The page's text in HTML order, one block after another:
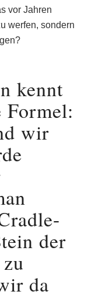
vor Jahren
werfen, sondern
kennt
Formel:
wir
der
da